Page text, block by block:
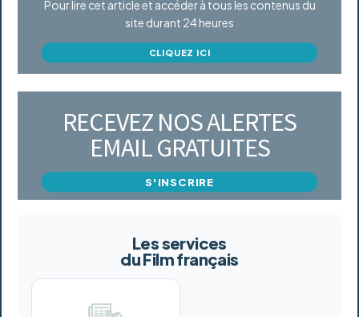
Pour lire cet article et accéder à tous les contenus du
site durant 24 heures
CLIQUEZ ICI
RECEVEZ NOS ALERTES
EMAIL GRATUITES
S'INSCRIRE
Les services
du Film français